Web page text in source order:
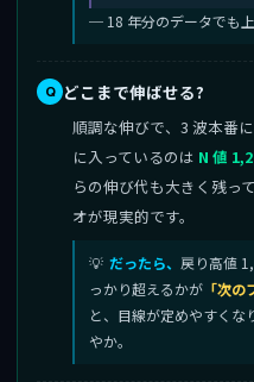
─ 18 年分のデータでも上
どこまで伸ばせる?
順調な伸びで、3 波本番
に入っているのは N 値
らの伸び代も大きく残っ
オが現実的です。
だったら、 戻り高値
っかり超えるかが 「次
と、目線が定めやすく
やか。